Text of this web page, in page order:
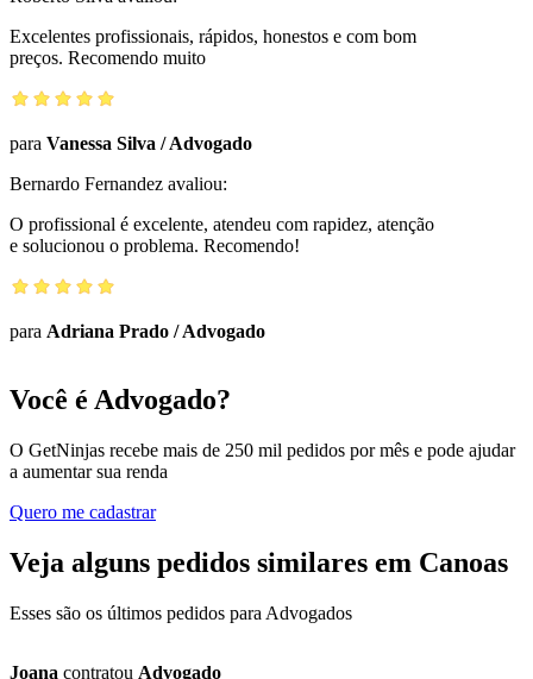
Excelentes profissionais, rápidos, honestos e com bom
preços. Recomendo muito
para Vanessa Silva /Advogado
Bernardo Fernandez avaliou:
O profissional é excelente, atendeu com rapidez, atenção
e solucionou o problema. Recomendo!
para Adriana Prado /Advogado
Você é Advogado?
O GetNinjas recebe mais de 250 mil pedidos por mês e pode ajudar
a aumentar sua renda
Quero me cadastrar
Veja alguns pedidos similares em Canoas
Esses são os últimos pedidos para Advogados
Joana contratou Advogado